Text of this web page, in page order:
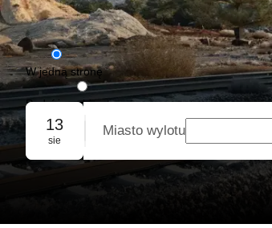
W jedną stronę
Podróż w obie strony
Rezerwacja grupowa
13
sie
Miasto wylotu